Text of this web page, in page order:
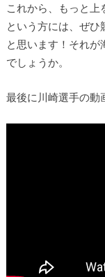
これから、もっと上
という方には、ぜひ
と思います！それが
でしょうか。
最後に川崎選手の動